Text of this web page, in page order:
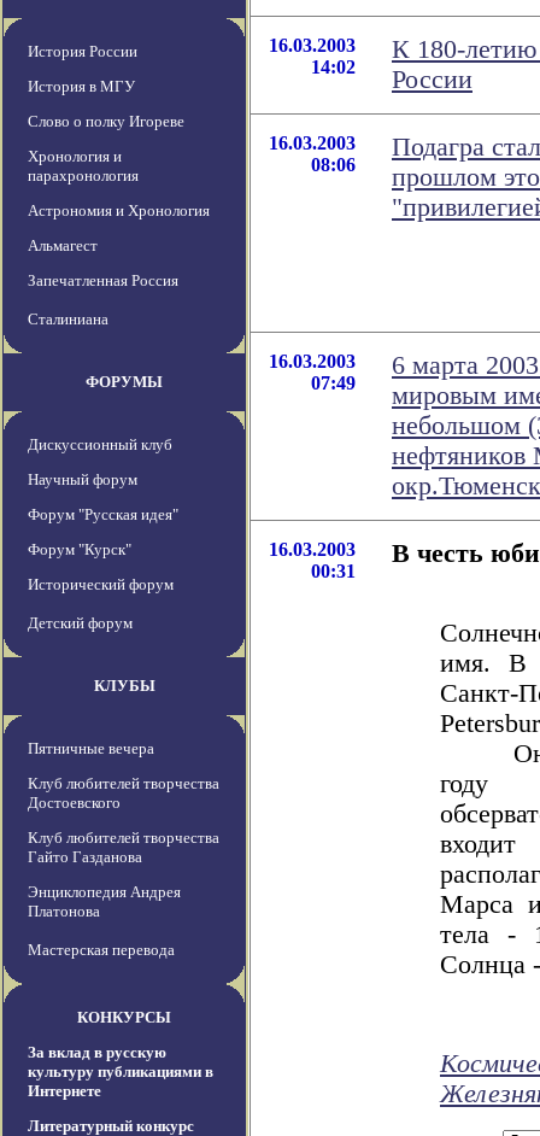
История России
История в МГУ
Слово о полку Игореве
Хронология и
парахронология
Астрономия и Хронология
Альмагест
Запечатленная Россия
Сталиниана
ФОРУМЫ
Дискуссионный клуб
Научный форум
Форум "Русская идея"
Форум "Курск"
Исторический форум
Детский форум
КЛУБЫ
Пятничные вечера
Клуб любителей творчества
Достоевского
Клуб любителей творчества
Гайто Газданова
Энциклопедия Андрея
Платонова
Мастерская перевода
КОНКУРСЫ
За вклад в русскую
культуру публикациями в
Интернете
Литературный конкурс
16.03.2003
14:02
К 180-летию
России
16.03.2003
08:06
Подагра
прошлом это
16.03.2003
07:49
6 марта
мировым
небольшом
нефтяников
16.03.2003
00:31
В честь
имя. В
Санкт-
Она
году
входит
Марса
тела -
Солнца